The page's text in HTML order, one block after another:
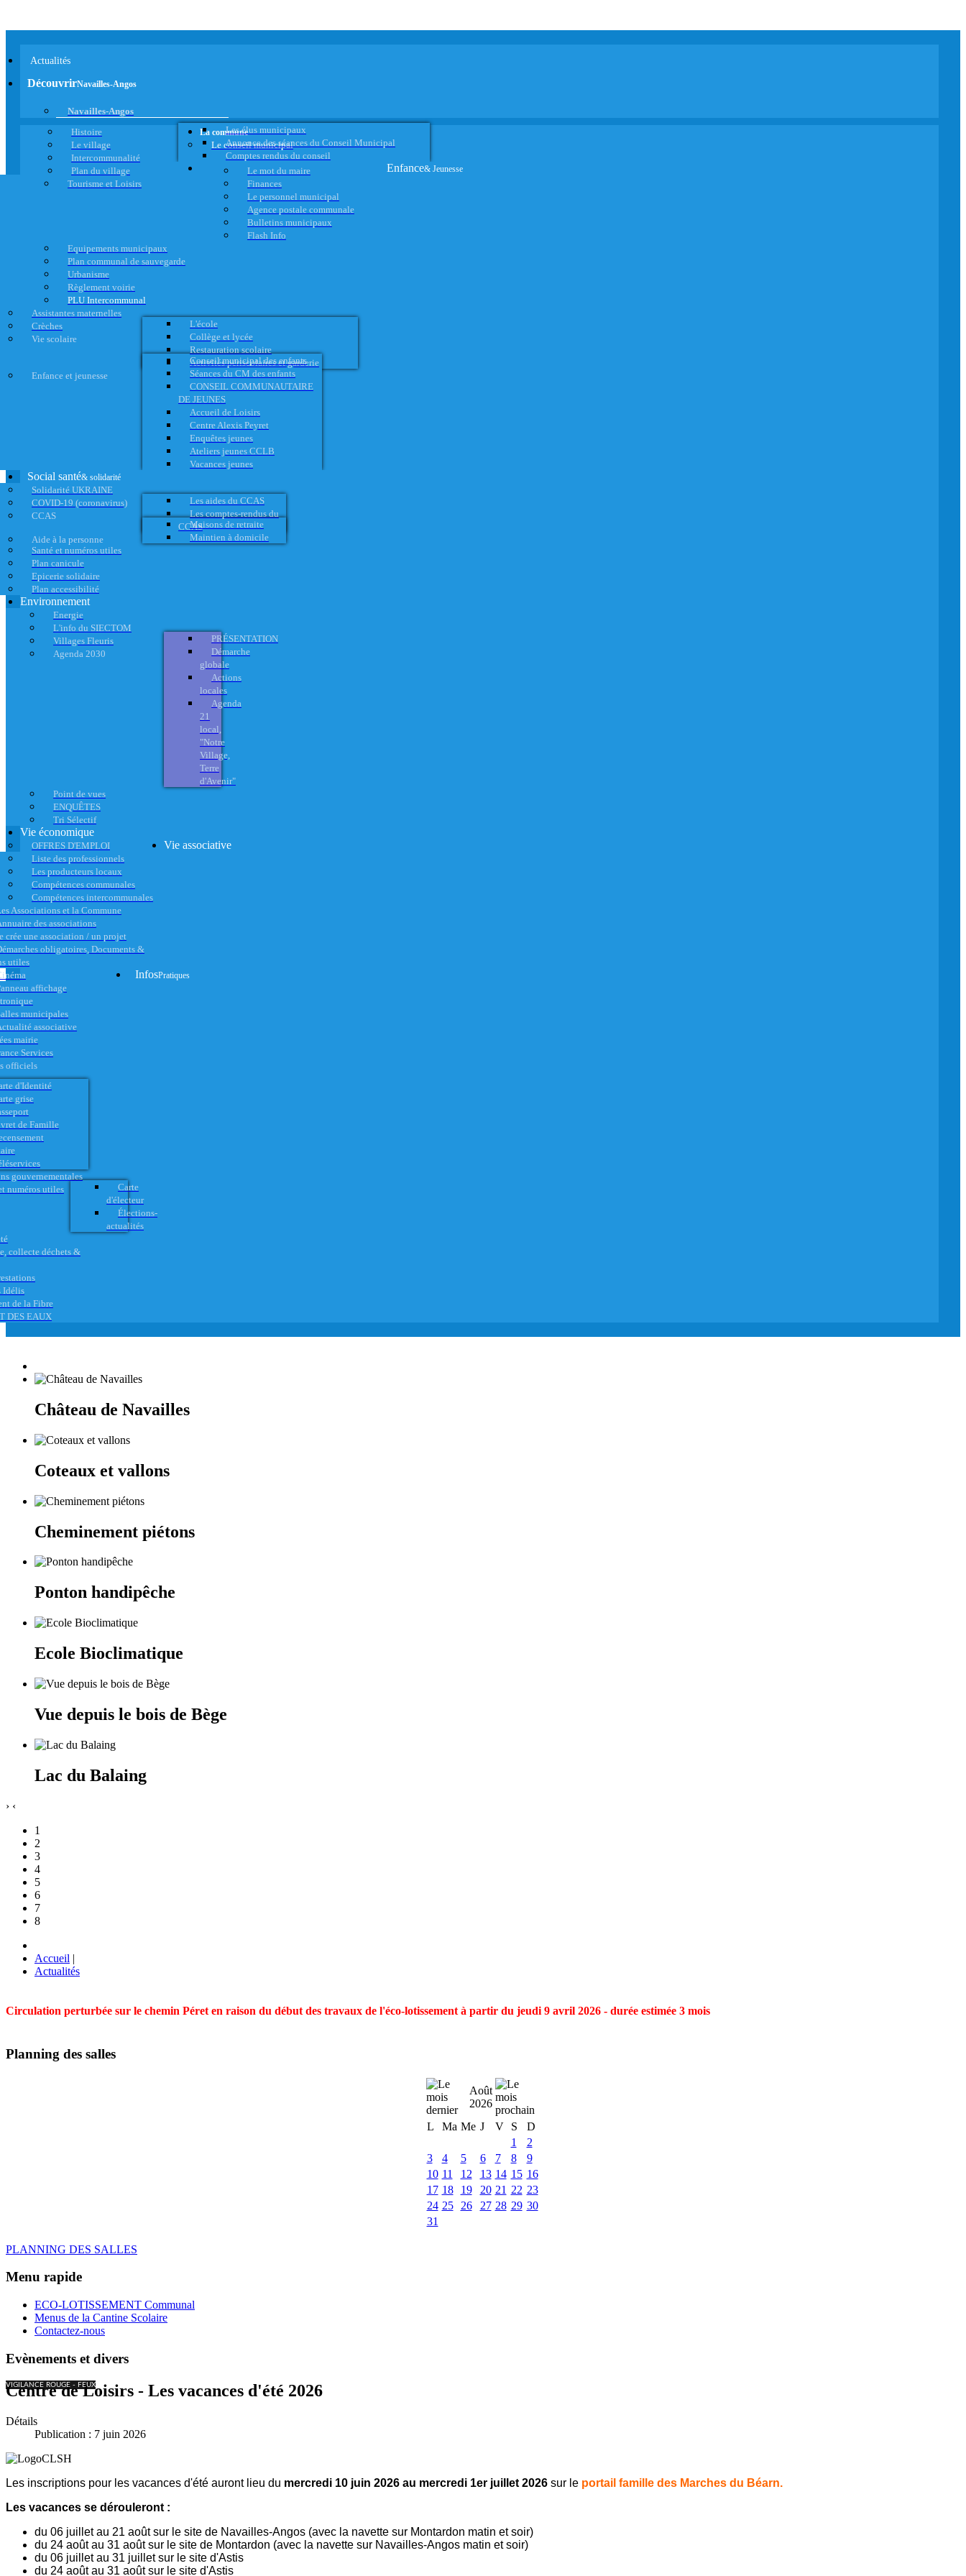
Actualités
DécouvrirNavailles-Angos
Navailles-Angos
Histoire
Le village
Intercommunalité
Plan du village
Tourisme et Loisirs
La commune
Le conseil municipal
Les élus municipaux
Annonce des séances du Conseil Municipal
Comptes rendus du conseil
Le mot du maire
Finances
Le personnel municipal
Agence postale communale
Bulletins municipaux
Flash Info
Equipements municipaux
Plan communal de sauvegarde
Urbanisme
Règlement voirie
PLU Intercommunal
Enfance& Jeunesse
Assistantes maternelles
Crèches
Vie scolaire
L'école
Collège et lycée
Restauration scolaire
Activités périscolaires et garderie
Enfance et jeunesse
Conseil municipal des enfants
Séances du CM des enfants
CONSEIL COMMUNAUTAIRE
DE JEUNES
Accueil de Loisirs
Centre Alexis Peyret
Enquêtes jeunes
Ateliers jeunes CCLB
Vacances jeunes
Social santé& solidarité
Solidarité UKRAINE
COVID-19 (coronavirus)
CCAS
Les aides du CCAS
Les comptes-rendus du
CCAS
Aide à la personne
Maisons de retraite
Maintien à domicile
Santé et numéros utiles
Plan canicule
Epicerie solidaire
Plan accessibilité
Environnement
Energie
L'info du SIECTOM
Villages Fleuris
Agenda 2030
PRÉSENTATION
Démarche
globale
Actions
locales
Agenda
21
local,
"Notre
Village,
Terre
d'Avenir"
Point de vues
ENQUÊTES
Tri Sélectif
Vie économique
OFFRES D'EMPLOI
Liste des professionnels
Les producteurs locaux
Compétences communales
Compétences intercommunales
Vie associative
Associations et la Commune
des associations
crée une association / un projet
obligatoires, Documents &
utiles
affichage
municipales
associative
InfosPratiques
mairie
Services
officiels
d'Identité
grise
de Famille
gouvernementales
numéros utiles
Carte
d'électeur
Élections-
actualités
collecte déchets &
Idélis
de la Fibre
DES EAUX
Château de Navailles
Coteaux et vallons
Cheminement piétons
Ponton handipêche
Ecole Bioclimatique
Vue depuis le bois de Bège
Lac du Balaing
› ‹
1
2
3
4
5
6
7
8
Accueil |
Actualités
Circulation perturbée sur le chemin Péret en raison du début des travaux de l'éco-lotissement à partir du jeudi 9 avril 2026 - durée estimée 3 mois
Planning des salles
Août
2026
L
Ma Me J V S
D
1
2
3
4 5 6 7 8
9
10 11 12 13 14 15 16
17 18 19 20 21 22 23
24 25 26 27 28 29 30
31
PLANNING DES SALLES
Menu rapide
ECO-LOTISSEMENT Communal
Menus de la Cantine Scolaire
Contactez-nous
Evènements et divers
VIGILANCE ROUGE - FEUX
Centre de Loisirs - Les vacances d'été 2026
Détails
Publication : 7 juin 2026
Les inscriptions pour les vacances d'été auront lieu du mercredi 10 juin 2026 au mercredi 1er juillet 2026 sur le portail famille des Marches du Béarn.
Les vacances se dérouleront :
du 06 juillet au 21 août sur le site de Navailles-Angos (avec la navette sur Montardon matin et soir)
du 24 août au 31 août sur le site de Montardon (avec la navette sur Navailles-Angos matin et soir)
du 06 juillet au 31 juillet sur le site d'Astis
du 24 août au 31 août sur le site d'Astis